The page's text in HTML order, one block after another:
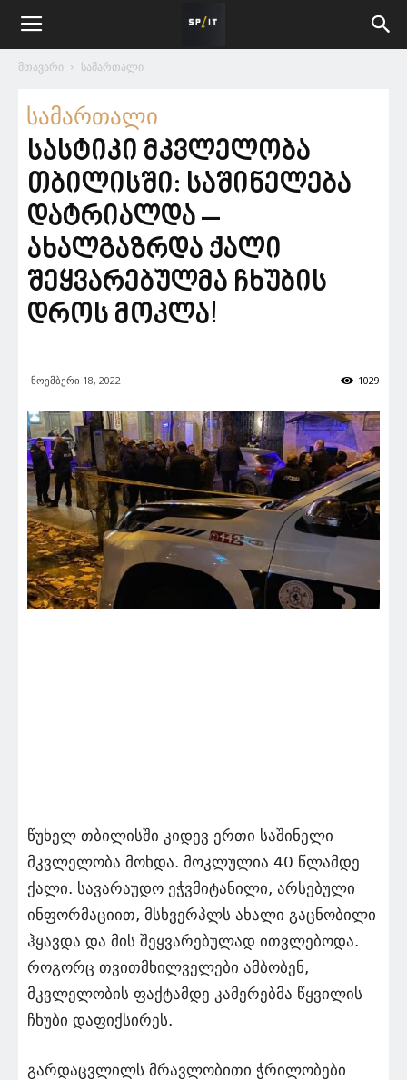
მთავარი სამართალი
სამართალი
სასტიკი მკვლელობა
თბილისში: საშინელება
დატრიალდა –
ახალგაზრდა ქალი
შეყვარებულმა ჩხუბის
დროს მოკლა!
ნოემბერი 18, 2022 1029
წუხელ თბილისში კიდევ ერთი საშინელი
მკვლელობა მოხდა. მოკლულია 40 წლამდე
ქალი. სავარაუდო ეჭვმიტანილი, არსებული
ინფორმაციით, მსხვერპლს ახალი გაცნობილი
ჰყავდა და მის შეყვარებულად ითვლებოდა.
როგორც თვითმხილველები ამბობენ,
მკვლელობის ფაქტამდე კამერებმა წყვილის
ჩხუბი დაფიქსირეს.
გარდაცვლილს მრავლობითი ჭრილობები